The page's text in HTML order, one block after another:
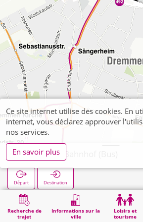
Recherche de
trajet
Informations sur la
ville
Loisirs et
tourisme
Dremmen Bahnhof (Bus)
Départ Destination
Démarrage Dremmen Bahnhof (Bus)
Ce site internet utilise des cookies. En
internet, vous déclarez approuver
nos services.
En savoir plus